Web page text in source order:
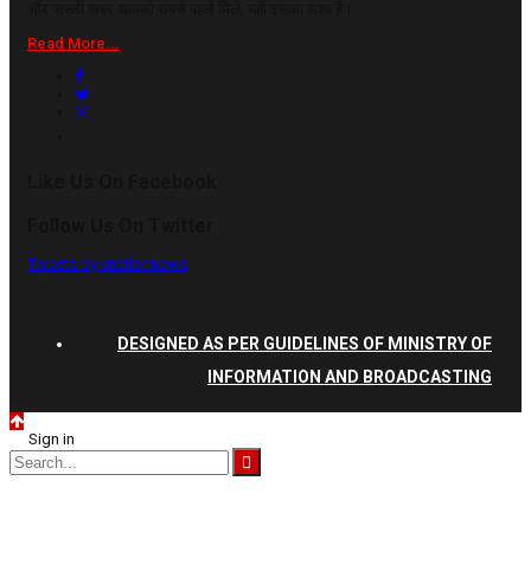
Read More...
Tweets by vnationnews
DESIGNED AS PER GUIDELINES OF MINISTRY OF
INFORMATION AND BROADCASTING
Sign in